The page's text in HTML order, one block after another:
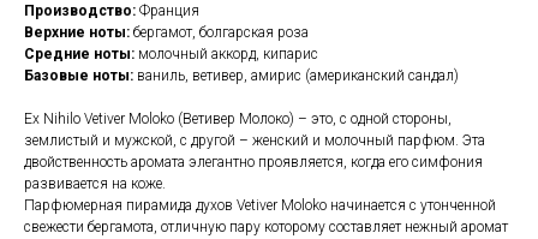
Производство: Франция
Верхние ноты: бергамот, болгарская роза
Средние ноты: молочный аккорд, кипарис
Базовые ноты: ваниль, ветивер, амирис (американский сандал)
Ex Nihilo Vetiver Moloko (Ветивер Молоко) – это, с одной стороны,
землистый и мужской, с другой – женский и молочный парфюм. Эта
двойственность аромата элегантно проявляется, когда его симфония
развивается на коже.
Парфюмерная пирамида духов Vetiver Moloko начинается с утонченной
свежести бергамота, отличную пару которому составляет нежный аромат